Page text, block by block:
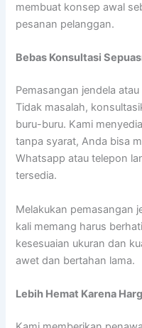
membuat konsep awal
pesanan pelanggan.
Bebas Konsultasi
Pemasangan jendela
Tidak masalah,
buru-buru. Kami
tanpa syarat, Anda bisa
Whatsapp atau telepon
tersedia.
Melakukan pemasangan
kali memang harus
kesesuaian ukuran dan
awet dan bertahan lama.
Lebih Hemat Karena